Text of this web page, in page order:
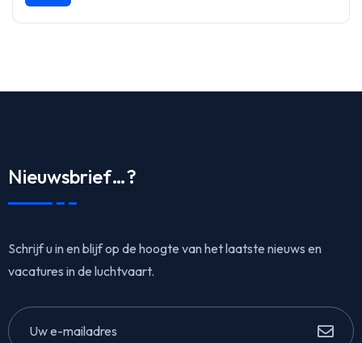
Nieuwsbrief…?
Schrijf u in en blijf op de hoogte van het laatste nieuws en
vacatures in de luchtvaart.